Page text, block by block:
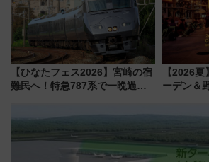
【ひなたフェス2026】宮崎の宿
難民へ！特急787系で一晩過ご
【2026
ーデン＆